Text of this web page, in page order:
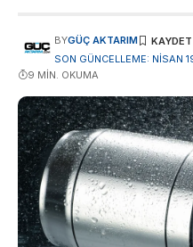
SON GÜNCELLEME: NISAN
BYGÜÇ AKTARIM
9 MIN. OKUMA